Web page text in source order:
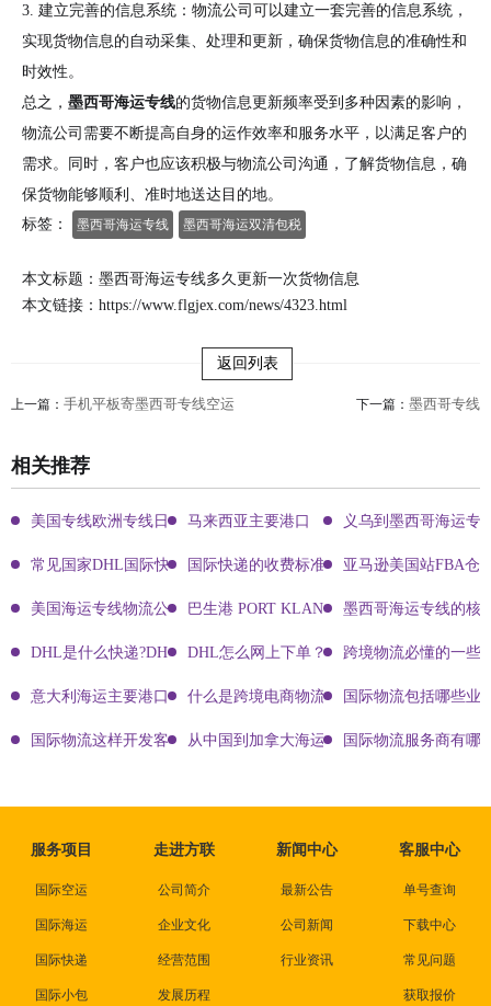
3. 建立完善的信息系统：物流公司可以建立一套完善的信息系统，
实现货物信息的自动采集、处理和更新，确保货物信息的准确性和
时效性。
总之， 墨西哥海运专线的货物信息更新频率受到多种因素的影响，
物流公司需要不断提高自身的运作效率和服务水平，以满足客户的
需求。同时，客户也应该积极与物流公司沟通，了解货物信息，确
保货物能够顺利、准时地送达目的地。
标签：
墨西哥海运专线 墨西哥海运双清包税
本文标题：墨西哥海运专线多久更新一次货物信息
本文链接： https://www.flgjex.com/news/4323.html
返回列表
上一篇： 手机平板寄墨西哥专线空运 下一篇： 墨西哥专线
相关推荐
美国专线欧洲专线日本专线区别马来西亚主要港口 义乌到墨西哥海运专
常见国家DHL国际快递客服热线国际快递的收费标准!四大国际快递的尺寸重
亚马逊美国站FBA仓
美国海运专线物流公司有哪些?巴生港 PORT KLANG 墨西哥海运专线的核
DHL是什么快递?DHL国际快递介绍DHL怎么网上下单？DHL快递寄件有哪些方
跨境物流必懂的一些
意大利海运主要港口有哪些什么是跨境电商物流? 国际物流包括哪些业
国际物流这样开发客户会让你成为销冠从中国到加拿大海运要多久能到达？
国际物流服务商有哪
服务项目
国际空运
国际海运
国际快递
国际小包
走进方联
公司简介
企业文化
经营范围
发展历程
新闻中心
最新公告
公司新闻
行业资讯
客服中心
单号查询
下载中心
常见问题
获取报价